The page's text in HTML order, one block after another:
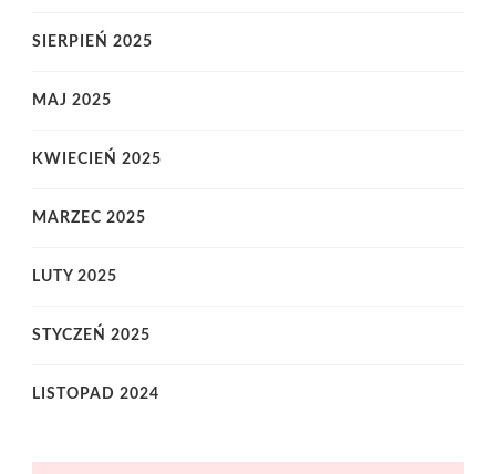
SIERPIEŃ 2025
MAJ 2025
KWIECIEŃ 2025
MARZEC 2025
LUTY 2025
STYCZEŃ 2025
LISTOPAD 2024